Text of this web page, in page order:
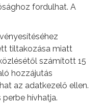
fordulhat. A
tiltakozása miatt
számított 15
hozzájutás
az adatkezelő ellen.
hívhatja.